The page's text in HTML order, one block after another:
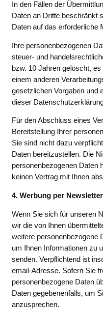
In den Fällen der
Daten an Dritte beschränkt
Daten auf das erforderliche
Ihre personenbezogenen
steuer- und
bzw. 10 Jahren gelöscht,
einem anderen
gesetzlichen Vorgaben und
dieser
Für den Abschluss eines
Bereitstellung Ihrer
Sie sind nicht dazu
Daten bereitzustellen. Die
personenbezogenen Daten
keinen Vertrag mit Ihnen
4. Werbung per Newsletter
Wenn Sie sich für unseren
wir die von Ihnen
weitere personenbezogene
um Ihnen Informationen zu
senden. Verpflichtend ist
email-Adresse. Sofern Sie
personenbezogene Daten
Daten gegebenenfalls, um
anzusprechen.